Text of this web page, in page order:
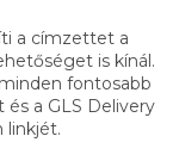
a címzettet a
is kínál.
fontosabb
a GLS Delivery
linkjét.